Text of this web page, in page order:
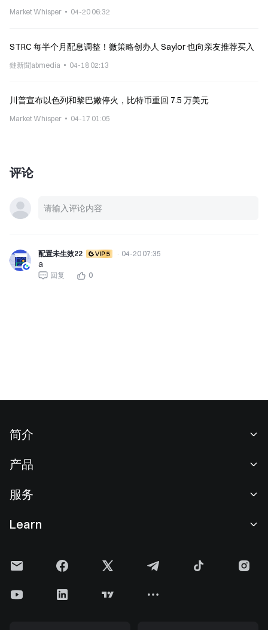
Market Whisper 04-20 06:32
STRC 每半个月配息调整！微策略创办人 Saylor 也向亲友推荐买入
鏈新聞abmedia 04-18 02:13
川普宣布以色列和黎巴嫩停火，比特币重回 7.5 万美元
Market Whisper 04-17 01:05
评论
配置未生效22 · 04-20 07:35
a
回复 0
简介
新闻中心
Cookie 政策
产品
现货交易
理财中心
服务
费率标准
Learn
Gate 快讯